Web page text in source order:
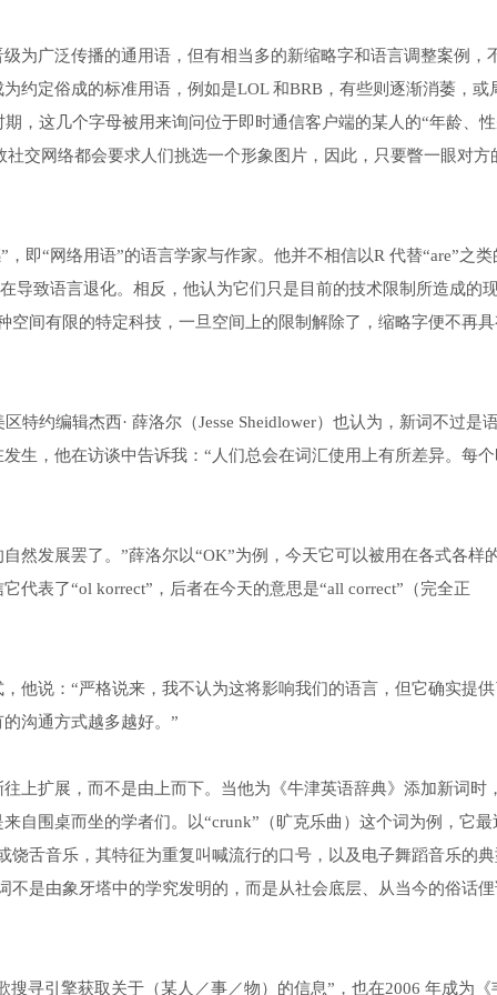
为广泛传播的通用语，但有相当多的新缩略字和语言调整案例，
约定俗成的标准用语，例如是LOL 和BRB，有些则逐渐消萎，或
，这几个字母被用来询问位于即时通信客户端的某人的“年龄、
社交网络都会要求人们挑选一个形象图片，因此，只要瞥一眼对方
即“网络用语”的语言学家与作家。他并不相信以R 代替“are”之类
导致语言退化。相反，他认为它们只是目前的技术限制所造成的
空间有限的特定科技，一旦空间上的限制解除了，缩略字便不再
特约编辑杰西· 薛洛尔（Jesse Sheidlower）也认为，新词不过是
生，他在访谈中告诉我：“人们总会在词汇使用上有所差异。每
然发展罢了。”薛洛尔以“OK”为例，今天它可以被用在各式各样
代表了“ol korrect”，后者在今天的意思是“all correct”（完全正
他说：“严格说来，我不认为这将影响我们的语言，但它确实提
沟通方式越多越好。”
上扩展，而不是由上而下。当他为《牛津英语辞典》添加新词时
自围桌而坐的学者们。以“crunk”（旷克乐曲）这个词为例，它最
饶舌音乐，其特征为重复叫喊流行的口号，以及电子舞蹈音乐的
不是由象牙塔中的学究发明的，而是从社会底层、从当今的俗话
寻引擎获取关于（某人／事／物）的信息”，也在2006 年成为《